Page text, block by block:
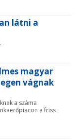
látni a
magyar
vágnak
a száma
a friss